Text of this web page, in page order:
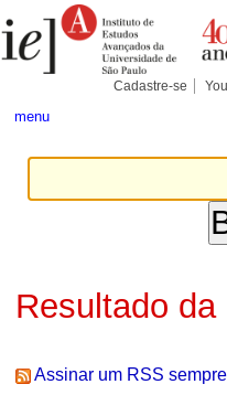
para
conteúdo.
Pessoais
Cadastre-se
menu
Resultado da
Assinar um RSS